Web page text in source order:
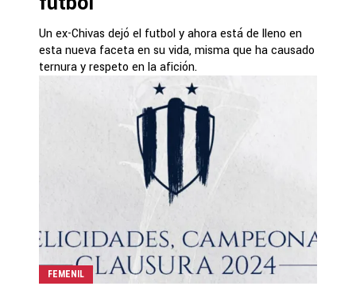
Un ex-Chivas dejó el futbol y ahora está de lleno en
esta nueva faceta en su vida, misma que ha causado
ternura y respeto en la afición.
FEMENIL